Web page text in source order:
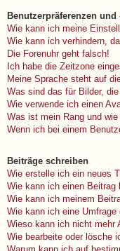
Benutzerpräferenzen
Wie kann ich meine
Wie kann ich verhindern,
Die Forenuhr geht falsch!
Ich habe die Zeitzone
Meine Sprache steht auf
Was sind das für Bilder,
Wie verwende ich einen
Was ist mein Rang und
Wenn ich bei einem
Beiträge schreiben
Wie erstelle ich ein neues
Wie kann ich einen Beitrag
Wie kann ich meinem
Wie kann ich eine Umfrage
Wieso kann ich nicht mehr
Wie bearbeite oder lösche